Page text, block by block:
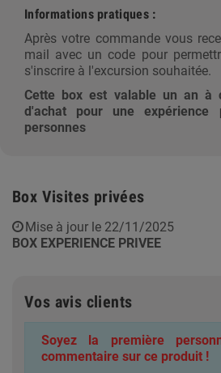
Informations pratiques :
Après votre commande vous
mail avec un code pour
s'inscrire à l'excursion souhaitée.
Cette box est valable un an à
d'achat pour une
personnes
Box Visites privées
Mise à jour le 22/11/2025
BOX EXPERIENCE PRIVEE
Vos avis clients
Soyez la première
commentaire sur ce produit !